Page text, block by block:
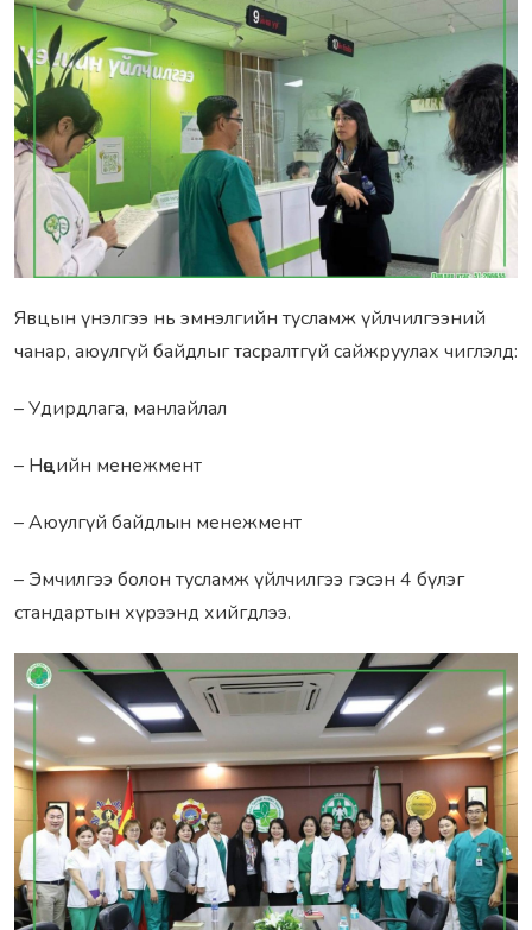
Явцын үнэлгээ нь эмнэлгийн тусламж үйлчилгээний
чанар, аюулгүй байдлыг тасралтгүй сайжруулах чиглэлд:
– Удирдлага, манлайлал
– Нөөцийн менежмент
– Аюулгүй байдлын менежмент
– Эмчилгээ болон тусламж үйлчилгээ гэсэн 4 бүлэг
стандартын хүрээнд хийгдлээ.